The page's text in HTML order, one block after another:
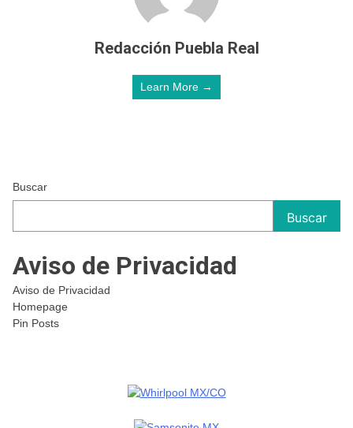
Redacción Puebla Real
Learn More →
Buscar
Buscar
Aviso de Privacidad
Aviso de Privacidad
Homepage
Pin Posts